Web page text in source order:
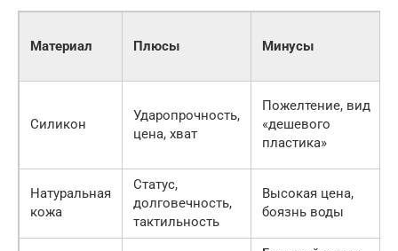
Материал Плюсы Минусы
Силикон
Ударопрочность,
цена, хват
Пожелтение, вид
«дешевого
пластика»
Натуральная
кожа
Статус,
долговечность,
тактильность
Высокая цена,
боязнь воды